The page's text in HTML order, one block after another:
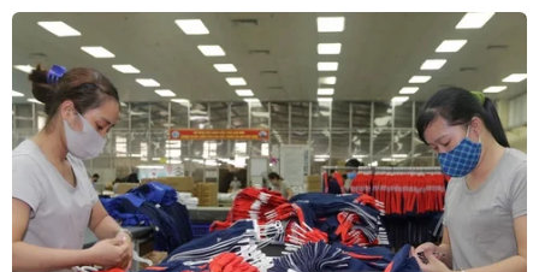
Năm 2017 sẽ có bốn phương thức xét
tuyển vào các trường đại học
08/09/2016 10:32